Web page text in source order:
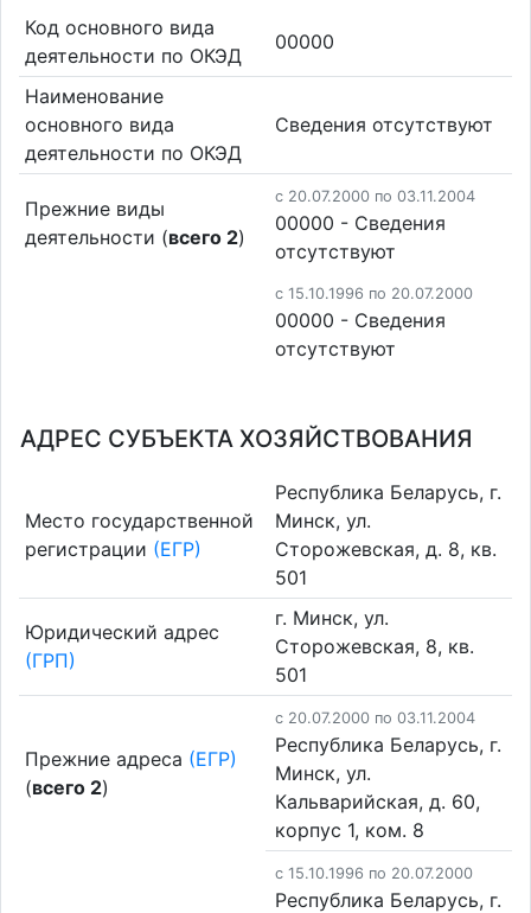
Код основного вида
деятельности по ОКЭД
00000
Наименование
основного вида
деятельности по ОКЭД
Cведения отсутствуют
Прежние виды
деятельности (всего 2)
c 20.07.2000 по 03.11.2004
00000 - Cведения
отсутствуют
c 15.10.1996 по 20.07.2000
00000 - Cведения
отсутствуют
АДРЕС СУБЪЕКТА ХОЗЯЙСТВОВАНИЯ
Место государственной
регистрации (ЕГР)
Республика Беларусь, г.
Минск, ул.
Сторожевская, д. 8, кв.
501
Юридический адрес
(ГРП)
г. Минск, ул.
Сторожевская, 8, кв.
501
Прежние адреса (ЕГР)
(всего 2)
c 20.07.2000 по 03.11.2004
Республика Беларусь, г.
Минск, ул.
Кальварийская, д. 60,
корпус 1, ком. 8
c 15.10.1996 по 20.07.2000
Республика Беларусь, г.